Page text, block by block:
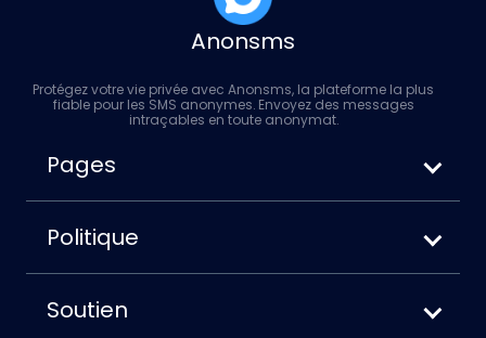
Anonsms
Protégez votre vie privée avec Anonsms, la plateforme la plus
fiable pour les SMS anonymes. Envoyez des messages
intraçables en toute anonymat.
Pages
Comment envoyer un SMS anonyme
Anonsms vs. Anonymoustext
Comment bloquer votre numéro lors de
l'envoi de SMS
Politique
Conditions d'utilisation
Politique de confidentialité
Politique relative aux cookies
Soutien